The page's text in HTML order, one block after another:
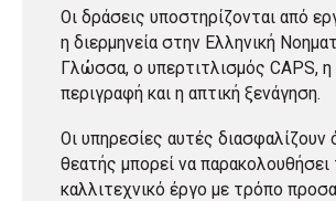
Οι δράσεις υποστηρίζονται από
η διερμηνεία στην Ελληνική
Γλώσσα, ο υπερτιτλισμός CAPS, η
περιγραφή και η απτική ξενάγηση.
Οι υπηρεσίες αυτές διασφαλίζουν
θεατής μπορεί να παρακολουθήσει
καλλιτεχνικό έργο με τρόπο